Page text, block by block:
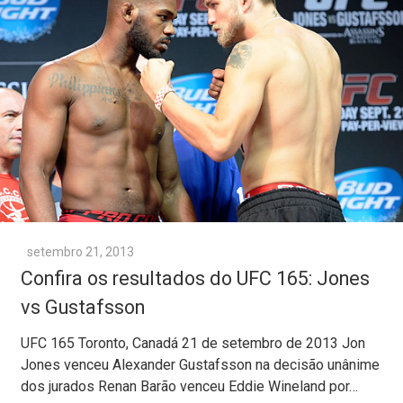
setembro 21, 2013
Confira os resultados do UFC 165: Jones
vs Gustafsson
UFC 165 Toronto, Canadá 21 de setembro de 2013 Jon
Jones venceu Alexander Gustafsson na decisão unânime
dos jurados Renan Barão venceu Eddie Wineland por…